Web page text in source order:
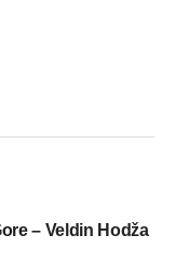
– Veldin Hodža